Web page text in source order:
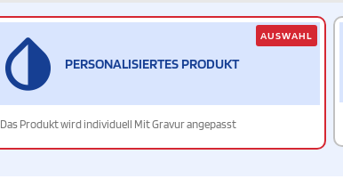
PERSONALISIERTES PRODUKT
Das Produkt wird individuell Mit Gravur angepasst
AUSWAHL